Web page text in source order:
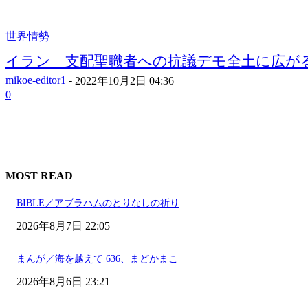
世界情勢
イラン 支配聖職者への抗議デモ全土に広
mikoe-editor1 - 2022年10月2日 04:36
0
MOST READ
BIBLE／アブラハムのとりなしの祈り
2026年8月7日 22:05
まんが／海を越えて 636、まどかまこ
2026年8月6日 23:21